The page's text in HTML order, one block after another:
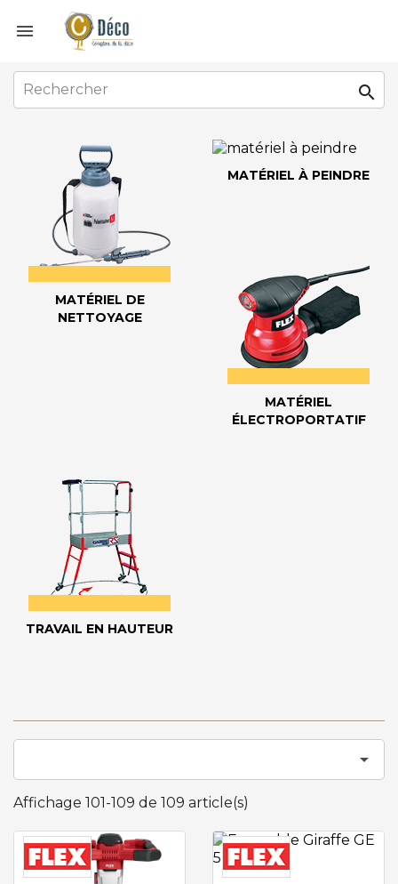


MATÉRIEL DE
NETTOYAGE
MATÉRIEL À PEINDRE
MATÉRIEL
ÉLECTROPORTATIF
TRAVAIL EN HAUTEUR

Affichage 101-109 de 109 article(s)